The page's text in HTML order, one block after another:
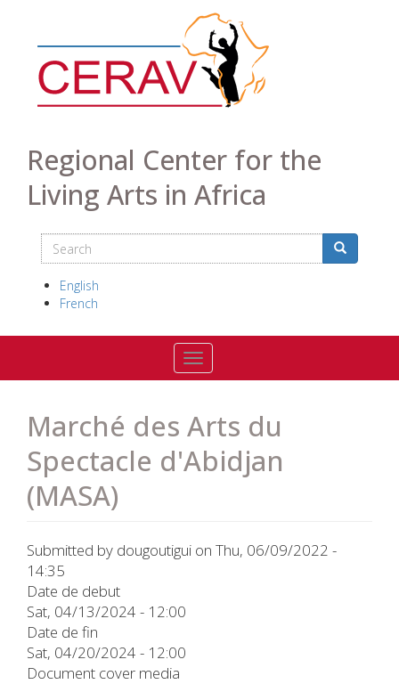
content
Regional Center for the
Living Arts in Africa
Search
Search Search
English
French
Toggle navigation
Marché des Arts du
Spectacle d'Abidjan
(MASA)
Submitted by dougoutigui on Thu, 06/09/2022 -
14:35
Date de debut
Sat, 04/13/2024 - 12:00
Date de fin
Sat, 04/20/2024 - 12:00
Document cover media